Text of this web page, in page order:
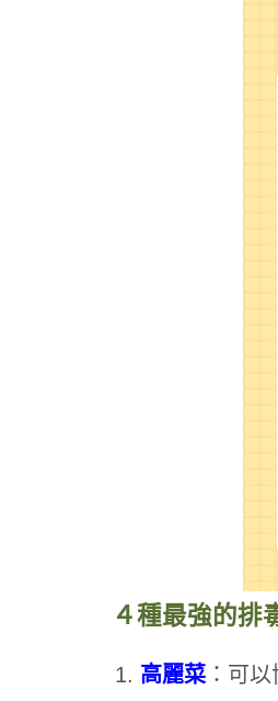
４種最強的排
高麗菜 ：可